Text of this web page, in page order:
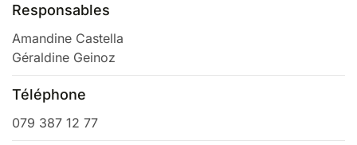
Responsables
Amandine Castella
Géraldine Geinoz
Téléphone
079 387 12 77